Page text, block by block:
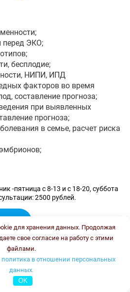
перед ЭКО;
бесплодие;
НИПИ, ИПД
факторов во время
составление прогноза;
при выявленных
прогноза;
в семье, расчет риска
-пятница с 8-13 и с 18-20, суббота
2500 рублей.
Ирина Васильевна
для хранения данных. Продолжая
свое согласие на работу с этими
файлами.
политика в отношении персональных
данных.
OK